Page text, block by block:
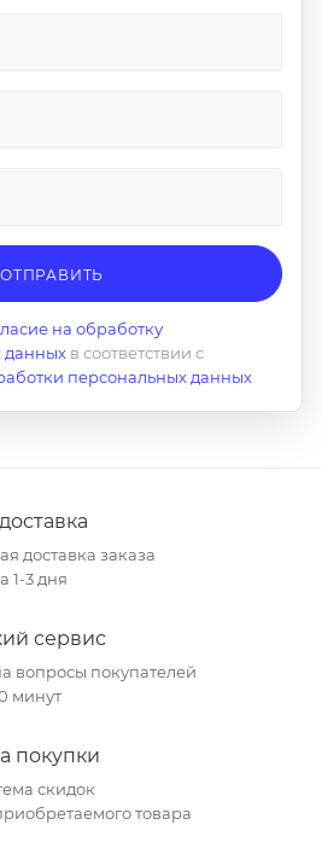
ОТПРАВИТЬ
на обработку
данных в соответствии с
персональных данных
доставка заказа
1-3 дня
сервис
вопросы покупателей
минут
покупки
скидок
товара